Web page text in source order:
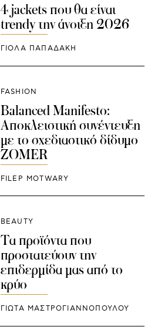
4 jackets που θα είναι
trendy την άνοιξη 2026
ΓΙΌΛΑ ΠΑΠΑΔΆΚΗ
FASHION
Balanced Manifesto:
Αποκλειστική συνέντευξη
με το σχεδιαστικό δίδυμο
ZOMER
FILEP MOTWARY
BEAUTY
Τα προϊόντα που
προστατεύουν την
επιδερμίδα μας από το
κρύο
ΓΙΩΤΑ ΜΑΣΤΡΟΓΙΑΝΝΟΠΟΥΛΟΥ